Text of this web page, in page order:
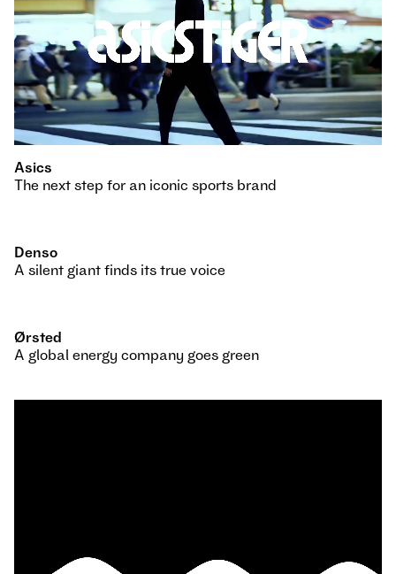
Asics
The next step for an iconic sports brand
Denso
A silent giant finds its true voice
Ørsted
A global energy company goes green